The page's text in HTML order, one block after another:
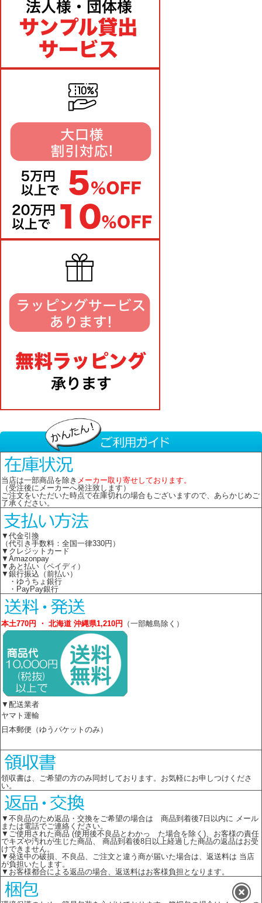
当店は一部商品を除き メーカー取り寄せしております。
（受注後にメーカーへ発注致します）
ご注文をいただいた時点で在庫切れの場合もございますので、あらかじめご
了承ください。
▼代金引換
（代引き手数料：全国一律330円）
▼クレジットカード
▼Amazonpay
▼あと払い（ペイディ）
▼銀行振込（前払い）
・ゆうちょ銀行
・PayPay銀行
本土770円 ・ 北海道 沖縄県1,210円 （一部離島除く）
▼配送業者
ヤマト運輸
日本郵便（ゆうパケットのみ）
領収書は、ご希望の方のみ同封しております。お気軽にお申しつけくださ
い。
▼不良品のため返品・交換をご希望の場合は 商品到着後7日以内に メール
または電話でご連絡ください。
▼ご使用された商品 (使用後不良品とわかっ た場合を除く)、お客様の責任
でキズや汚れが生じた商品、 商品到着後8日以上経過した商品の返品はお受
けできません。
▼発送中の破損、不良品、ご注文と違う商が届いた場合は、返送料は 当店
が負担いたします。
▼お客様都合による返品の場合、返送料はお客様負担となります。